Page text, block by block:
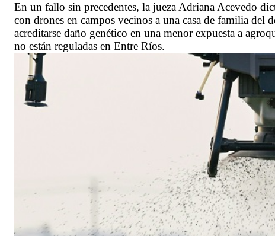
En un fallo sin precedentes, la jueza Adriana Acevedo
con drones en campos vecinos a una casa de familia del
acreditarse daño genético en una menor expuesta a
no están reguladas en Entre Ríos.